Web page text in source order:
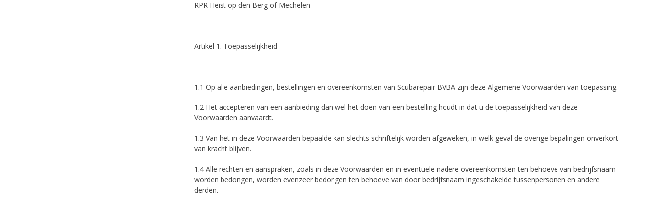
RPR Heist op den Berg of Mechelen
Artikel 1. Toepasselijkheid
1.1 Op alle aanbiedingen, bestellingen en overeenkomsten van Scubarepair BVBA zijn deze Algemene Voorwaarden van toepassing.
1.2 Het accepteren van een aanbieding dan wel het doen van een bestelling houdt in dat u de toepasselijkheid van deze
Voorwaarden aanvaardt.
1.3 Van het in deze Voorwaarden bepaalde kan slechts schriftelijk worden afgeweken, in welk geval de overige bepalingen onverkort
van kracht blijven.
1.4 Alle rechten en aanspraken, zoals in deze Voorwaarden en in eventuele nadere overeenkomsten ten behoeve van bedrijfsnaam
worden bedongen, worden evenzeer bedongen ten behoeve van door bedrijfsnaam ingeschakelde tussenpersonen en andere
derden.